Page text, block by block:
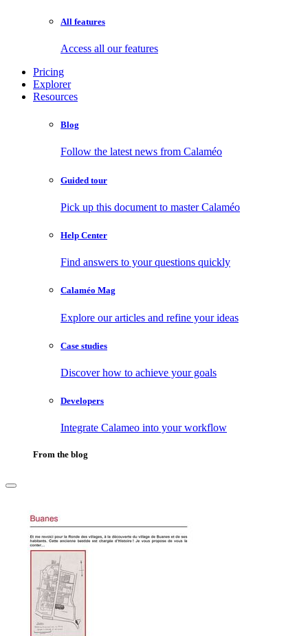
All features
Access all our features
Pricing
Explorer
Resources
Blog
Follow the latest news from Calaméo
Guided tour
Pick up this document to master Calaméo
Help Center
Find answers to your questions quickly
Calaméo Mag
Explore our articles and refine your ideas
Case studies
Discover how to achieve your goals
Developers
Integrate Calameo into your workflow
From the blog